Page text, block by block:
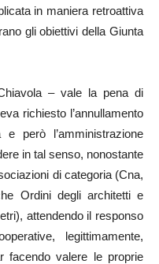
in maniera retroattiva
gli obiettivi della Giunta
– vale la pena di
richiesto l’annullamento
però l’amministrazione
in tal senso, nonostante
di categoria (Cna,
Ordini degli architetti e
attendendo il responso
legittimamente,
facendo valere le proprie